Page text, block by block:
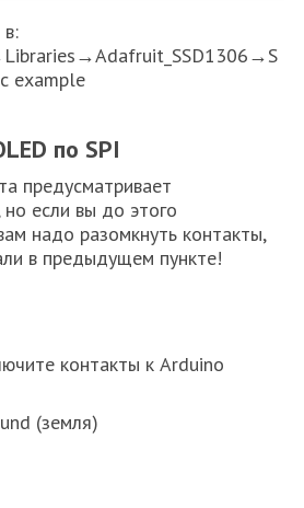
example
по SPI
предусматривает
но если вы до этого
надо разомкнуть контакты,
в предыдущем пункте!
контакты к Arduino
(земля)